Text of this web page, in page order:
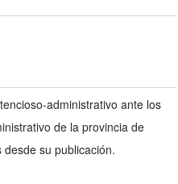
administrativo ante los
de la provincia de
su publicación.